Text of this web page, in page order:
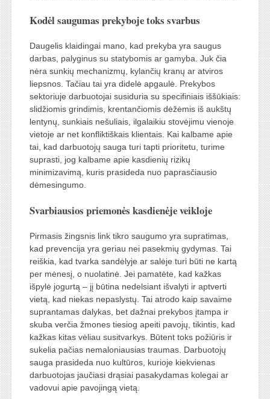
Kodėl saugumas prekyboje toks svarbus
Daugelis klaidingai mano, kad prekyba yra saugus
darbas, palyginus su statybomis ar gamyba. Juk čia
nėra sunkių mechanizmų, kylančių kranų ar atviros
liepsnos. Tačiau tai yra didelė apgaulė. Prekybos
sektoriuje darbuotojai susiduria su specifiniais iššūkiais:
slidžiomis grindimis, krentančiomis dėžėmis iš aukštų
lentynų, sunkiais nešuliais, ilgalaikiu stovėjimu vienoje
vietoje ar net konfliktiškais klientais. Kai kalbame apie
tai, kad darbuotojų sauga turi tapti prioritetu, turime
suprasti, jog kalbame apie kasdienių rizikų
minimizavimą, kuris prasideda nuo paprasčiausio
dėmesingumo.
Svarbiausios priemonės kasdienėje veikloje
Pirmasis žingsnis link tikro saugumo yra supratimas,
kad prevencija yra geriau nei pasekmių gydymas. Tai
reiškia, kad tvarka sandėlyje ar salėje turi būti ne kartą
per mėnesį, o nuolatinė. Jei pamatėte, kad kažkas
išpylė jogurtą – jį būtina nedelsiant išvalyti ir aptverti
vietą, kad niekas nepaslystų. Tai atrodo kaip savaime
suprantamas dalykas, bet dažnai prekybos įtampa ir
skuba verčia žmones tiesiog apeiti pavojų, tikintis, kad
kažkas kitas vėliau susitvarkys. Būtent toks požiūris ir
sukelia pačias nemaloniausias traumas. Darbuotojų
sauga prasideda nuo kultūros, kurioje kiekvienas
darbuotojas jaučiasi drąsiai pasakydamas kolegai ar
vadovui apie pavojingą vietą.